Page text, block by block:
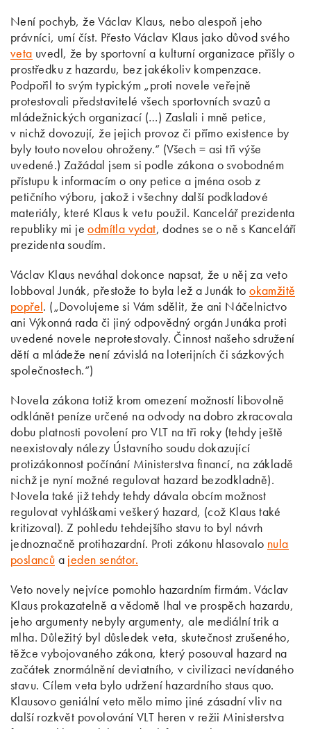
Není pochyb, že Václav Klaus, nebo alespoň jeho
právníci, umí číst. Přesto Václav Klaus jako důvod svého
veta uvedl, že by sportovní a kulturní organizace přišly o
prostředku z hazardu, bez jakékoliv kompenzace.
Podpořil to svým typickým „proti novele veřejně
protestovali představitelé všech sportovních svazů a
mládežnických organizací (…) Zaslali i mně petice,
v nichž dovozují, že jejich provoz či přímo existence by
byly touto novelou ohroženy.“ (Všech = asi tři výše
uvedené.) Zažádal jsem si podle zákona o svobodném
přístupu k informacím o ony petice a jména osob z
petičního výboru, jakož i všechny další podkladové
materiály, které Klaus k vetu použil. Kancelář prezidenta
republiky mi jeodmítla vydat, dodnes se o ně s Kanceláří
prezidenta soudím.
Václav Klaus neváhal dokonce napsat, že u něj za veto
lobboval Junák, přestože to byla lež a Junák tookamžitě
popřel. („Dovolujeme si Vám sdělit, že ani Náčelnictvo
ani Výkonná rada či jiný odpovědný orgán Junáka proti
uvedené novele neprotestovaly. Činnost našeho sdružení
dětí a mládeže není závislá na loterijních či sázkových
společnostech.“)
Novela zákona totiž krom omezení možností libovolně
odklánět peníze určené na odvody na dobro zkracovala
dobu platnosti povolení pro VLT na tři roky (tehdy ještě
neexistovaly nálezy Ústavního soudu dokazující
protizákonnost počínání Ministerstva financí, na základě
nichž je nyní možné regulovat hazard bezodkladně).
Novela také již tehdy tehdy dávala obcím možnost
regulovat vyhláškami veškerý hazard, (což Klaus také
kritizoval). Z pohledu tehdejšího stavu to byl návrh
jednoznačně protihazardní. Proti zákonu hlasovalo nula
poslanců a jeden senátor.
Veto novely nejvíce pomohlo hazardním firmám. Václav
Klaus prokazatelně a vědomě lhal ve prospěch hazardu,
jeho argumenty nebyly argumenty, ale mediální trik a
mlha. Důležitý byl důsledek veta, skutečnost zrušeného,
těžce vybojovaného zákona, který posouval hazard na
začátek znormálnění deviatního, v civilizaci nevídaného
stavu. Cílem veta bylo udržení hazardního staus quo.
Klausovo geniální veto mělo mimo jiné zásadní vliv na
další rozkvět povolování VLT heren v režii Ministerstva